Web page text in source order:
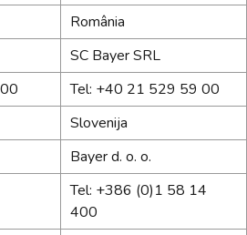
România
SC Bayer SRL
Tel: +40 21 529 59 00
Slovenija
Bayer d. o. o.
Tel: +386 (0)1 58 14
400